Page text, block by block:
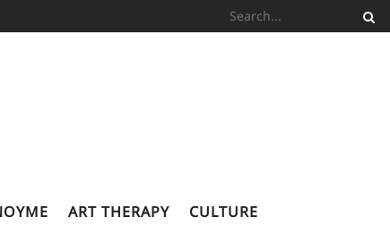
ART THERAPY CULTURE